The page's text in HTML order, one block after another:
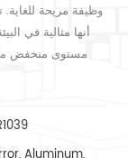
وظيفة مريحة
أنها مثالية في
مستوى منخفض